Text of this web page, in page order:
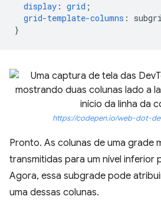
display : grid ;
grid-template-columns :
}
https://codepen.io/web-dot-
Pronto. As colunas de uma grade
transmitidas para um nível inferior
Agora, essa subgrade pode
uma dessas colunas.